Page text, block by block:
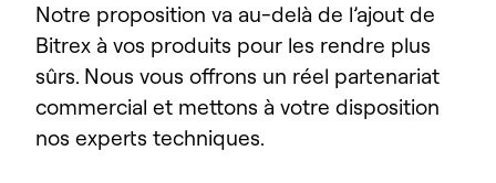
Notre proposition va au-delà de l’ajout de
Bitrex à vos produits pour les rendre plus
sûrs. Nous vous offrons un réel partenariat
commercial et mettons à votre disposition
nos experts techniques.